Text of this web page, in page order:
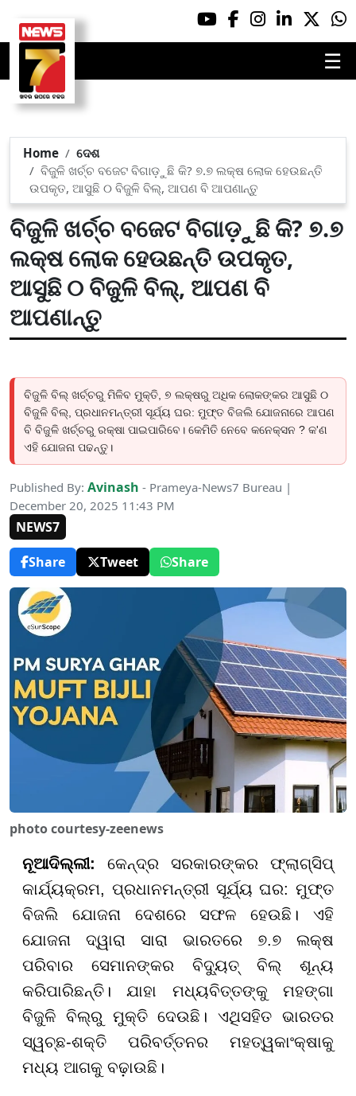
☰
Home
ଦେଶ
ବିଜୁଳି ଖର୍ଚ୍ଚ ବଜେଟ ବିଗାଡ଼ୁଛି କି? ୭.୭ ଲକ୍ଷ ଲୋକ ହେଉଛନ୍ତି
ଉପକୃତ, ଆସୁଛି ୦ ବିଜୁଳି ବିଲ୍, ଆପଣ ବି ଆପଣାନ୍ତୁ
ବିଜୁଳି ଖର୍ଚ୍ଚ ବଜେଟ ବିଗାଡ଼ୁଛି କି? ୭.୭
ଲକ୍ଷ ଲୋକ ହେଉଛନ୍ତି ଉପକୃତ,
ଆସୁଛି ୦ ବିଜୁଳି ବିଲ୍, ଆପଣ ବି
ଆପଣାନ୍ତୁ
ବିଜୁଳି ବିଲ୍ ଖର୍ଚ୍ଚରୁ ମିଳିବ ମୁକ୍ତି, ୭ ଲକ୍ଷରୁ ଅଧିକ ଲୋକଙ୍କର ଆସୁଛି ୦
ବିଜୁଳି ବିଲ୍, ପ୍ରଧାନମନ୍ତ୍ରୀ ସୂର୍ଯ୍ୟ ଘର: ମୁଫ୍ତ ବିଜଲି ଯୋଜନାରେ ଆପଣ
ବି ବିଜୁଳି ଖର୍ଚ୍ଚରୁ ରକ୍ଷା ପାଇପାରିବେ। କେମିତି ନେବେ କନେକ୍ସନ ? କ'ଣ
ଏହି ଯୋଜନା ପଢନ୍ତୁ।
Published By: Avinash - Prameya-News7 Bureau |
December 20, 2025 11:43 PM
NEWS7
Share
Tweet Share
photo courtesy-zeenews
ନୂଆଦିଲ୍ଲୀ: କେନ୍ଦ୍ର ସରକାରଙ୍କର ଫ୍ଲାଗ୍‌ସିପ୍
କାର୍ଯ୍ୟକ୍ରମ, ପ୍ରଧାନମନ୍ତ୍ରୀ ସୂର୍ଯ୍ୟ ଘର: ମୁଫ୍ତ
ବିଜଲି ଯୋଜନା ଦେଶରେ ସଫଳ ହେଉଛି। ଏହି
ଯୋଜନା ଦ୍ୱାରା ସାରା ଭାରତରେ ୭.୭ ଲକ୍ଷ
ପରିବାର ସେମାନଙ୍କର ବିଦ୍ୟୁତ୍ ବିଲ୍ ଶୂନ୍ୟ
କରିପାରିଛନ୍ତି। ଯାହା ମଧ୍ୟବିତ୍ତଙ୍କୁ ମହଙ୍ଗା
ବିଜୁଳି ବିଲ୍‌ରୁ ମୁକ୍ତି ଦେଉଛି। ଏଥିସହିତ ଭାରତର
ସ୍ୱଚ୍ଛ-ଶକ୍ତି ପରିବର୍ତ୍ତନର ମହତ୍ୱକାଂକ୍ଷାକୁ
ମଧ୍ୟ ଆଗକୁ ବଢ଼ାଉଛି।